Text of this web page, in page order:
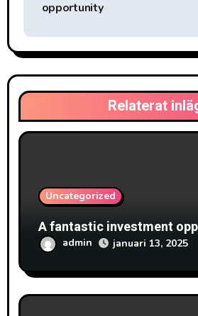
ä
g
g
s
g
e
opportunity
Relaterat
Uncategorized
A fantastic investment
admin januari 13, 2025